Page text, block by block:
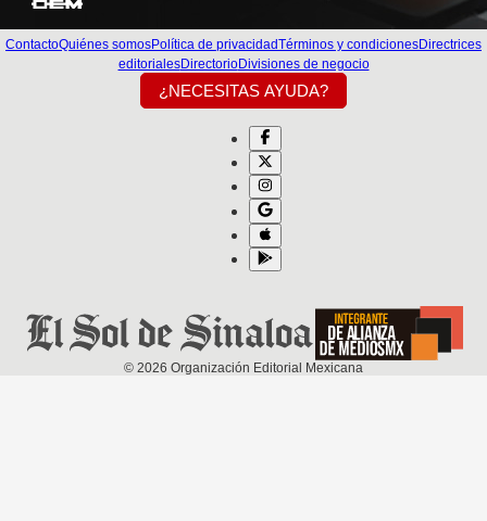
ContactoQuiénes somosPolítica de privacidadTérminos y condicionesDirectrices
editorialesDirectorioDivisiones de negocio
¿NECESITAS AYUDA?
© 2026 Organización Editorial Mexicana